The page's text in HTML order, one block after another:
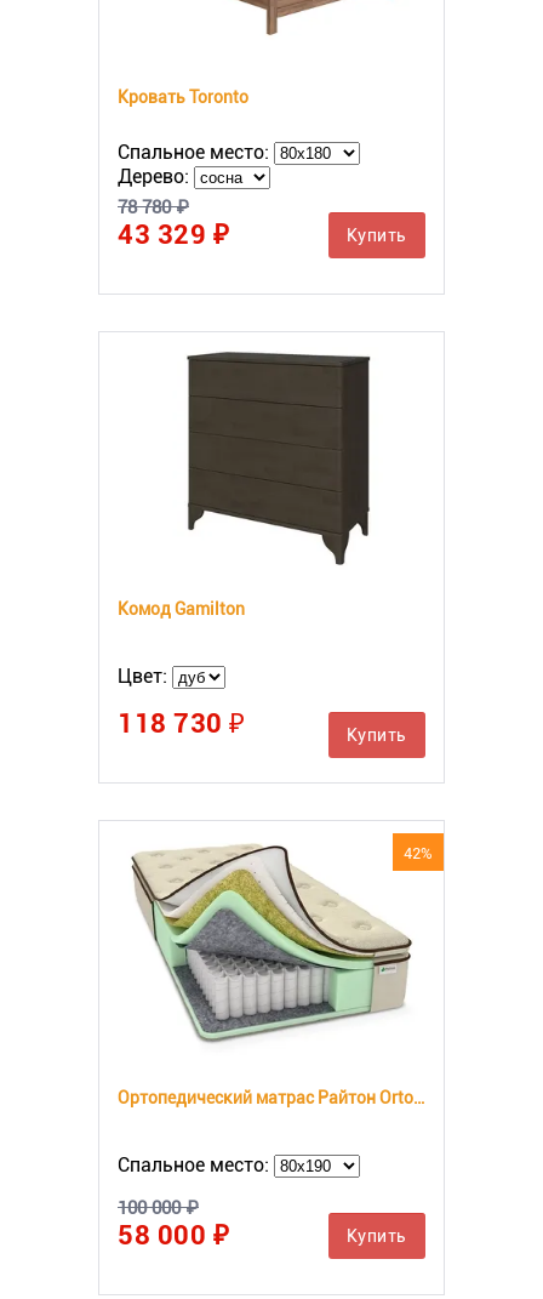
Кровать Toronto
Спальное место:
Дерево:
78 780 ₽
43 329 ₽ Купить
Комод Gamilton
Цвет:
118 730 ₽ Купить
42%
Ортопедический матрас Райтон OrtoBio M
Спальное место:
100 000 ₽
58 000 ₽ Купить